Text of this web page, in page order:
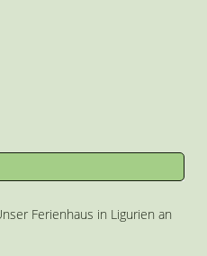
Ferienhaus in Ligurien an